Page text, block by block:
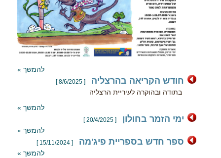
להמשך »
חודש הקריאה בהרצליה [ 8/6/2025 ]
בתודה ובהוקרה לעיריית הרצליה
להמשך »
ימי הזמר בחולון [ 20/4/2025 ]
להמשך »
ספר חדש בספריית פיג'מה [ 15/11/2024 ]
להמשך »